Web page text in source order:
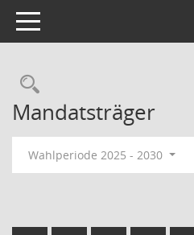
Toggle navigation
Rechercheauswahl
Mandatsträger
Wahlperiode 2025 - 2030